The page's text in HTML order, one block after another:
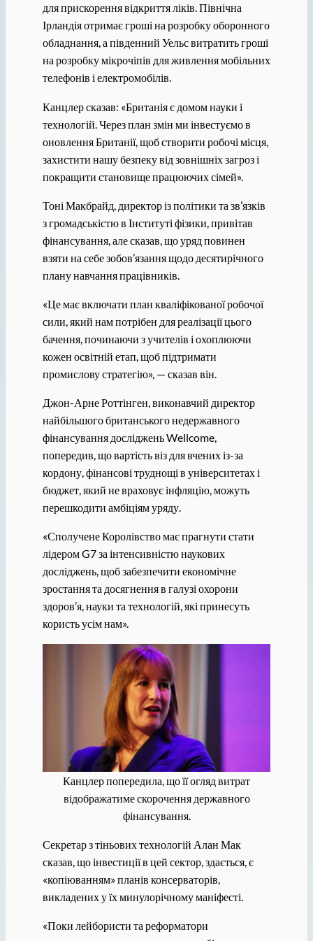
для прискорення відкриття ліків. Північна
Ірландія отримає гроші на розробку оборонного
обладнання, а південний Уельс витратить гроші
на розробку мікрочіпів для живлення мобільних
телефонів і електромобілів.
Канцлер сказав: «Британія є домом науки і
технологій. Через план змін ми інвестуємо в
оновлення Британії, щоб створити робочі місця,
захистити нашу безпеку від зовнішніх загроз і
покращити становище працюючих сімей».
Тоні Макбрайд, директор із політики та зв’язків
з громадськістю в Інституті фізики, привітав
фінансування, але сказав, що уряд повинен
взяти на себе зобов’язання щодо десятирічного
плану навчання працівників.
«Це має включати план кваліфікованої робочої
сили, який нам потрібен для реалізації цього
бачення, починаючи з учителів і охоплюючи
кожен освітній етап, щоб підтримати
промислову стратегію», — сказав він.
Джон-Арне Роттінген, виконавчий директор
найбільшого британського недержавного
фінансування досліджень Wellcome,
попередив, що вартість віз для вчених із-за
кордону, фінансові труднощі в університетах і
бюджет, який не враховує інфляцію, можуть
перешкодити амбіціям уряду.
«Сполучене Королівство має прагнути стати
лідером G7 за інтенсивністю наукових
досліджень, щоб забезпечити економічне
зростання та досягнення в галузі охорони
здоров’я, науки та технологій, які принесуть
користь усім нам».
Канцлер попередила, що її огляд витрат
відображатиме скорочення державного
фінансування.
Секретар з тіньових технологій Алан Мак
сказав, що інвестиції в цей сектор, здається, є
«копіюванням» планів консерваторів,
викладених у їх минулорічному маніфесті.
«Поки лейбористи та реформатори